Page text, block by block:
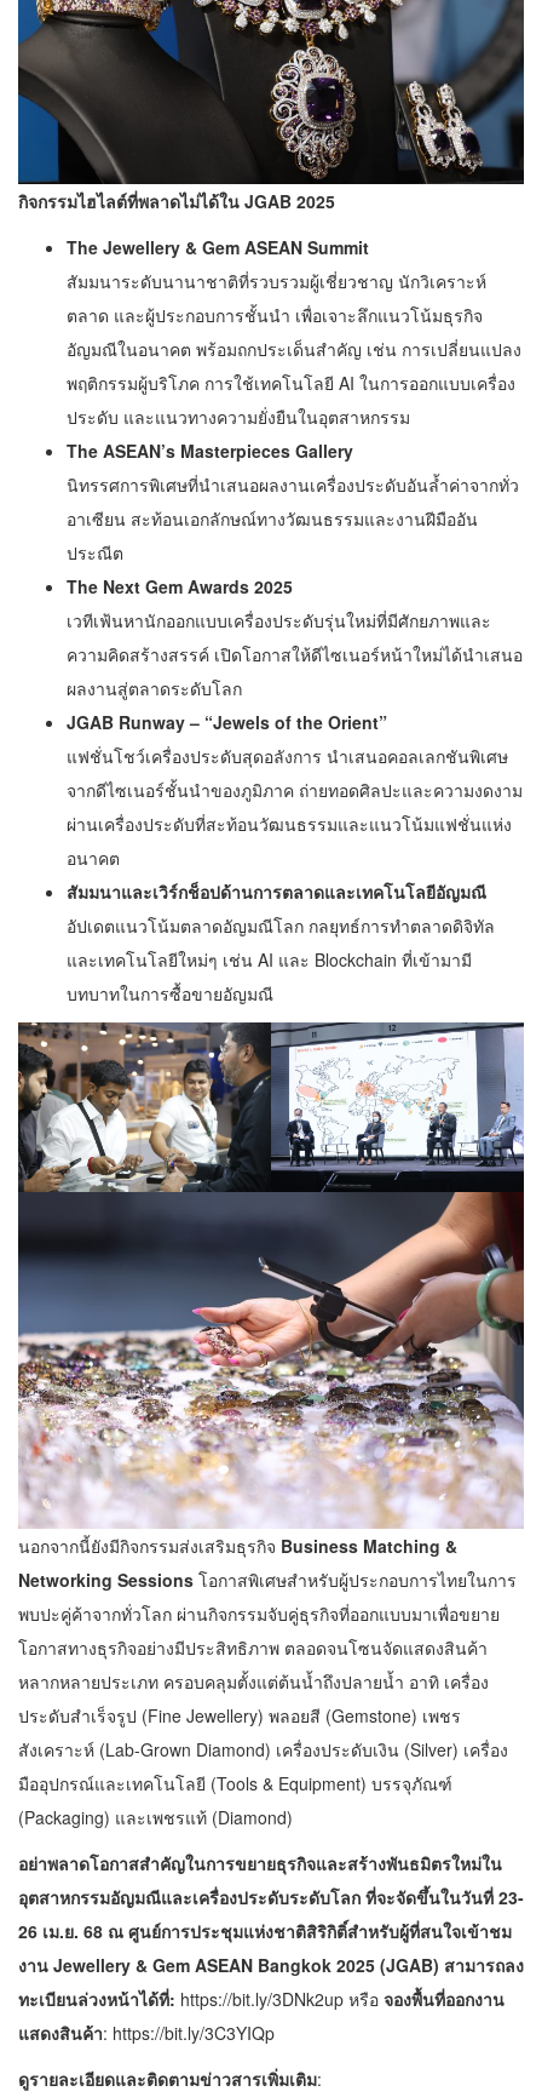
กิจกรรมไฮไลต์ที่พลาดไม่ได้ใน JGAB 2025
The Jewellery & Gem ASEAN Summit
สัมมนาระดับนานาชาติที่รวบรวมผู้เชี่ยวชาญ นักวิเคราะห์
ตลาด และผู้ประกอบการชั้นนำ เพื่อเจาะลึกแนวโน้มธุรกิจ
อัญมณีในอนาคต พร้อมถกประเด็นสำคัญ เช่น การเปลี่ยนแปลง
พฤติกรรมผู้บริโภค การใช้เทคโนโลยี AI ในการออกแบบเครื่อง
ประดับ และแนวทางความยั่งยืนในอุตสาหกรรม
The ASEAN’s Masterpieces Gallery
นิทรรศการพิเศษที่นำเสนอผลงานเครื่องประดับอันล้ำค่าจากทั่ว
อาเซียน สะท้อนเอกลักษณ์ทางวัฒนธรรมและงานฝีมืออัน
ประณีต
The Next Gem Awards 2025
เวทีเฟ้นหานักออกแบบเครื่องประดับรุ่นใหม่ที่มีศักยภาพและ
ความคิดสร้างสรรค์ เปิดโอกาสให้ดีไซเนอร์หน้าใหม่ได้นำเสนอ
ผลงานสู่ตลาดระดับโลก
JGAB Runway – “Jewels of the Orient”
แฟชั่นโชว์เครื่องประดับสุดอลังการ นำเสนอคอลเลกชันพิเศษ
จากดีไซเนอร์ชั้นนำของภูมิภาค ถ่ายทอดศิลปะและความงดงาม
ผ่านเครื่องประดับที่สะท้อนวัฒนธรรมและแนวโน้มแฟชั่นแห่ง
อนาคต
สัมมนาและเวิร์กช็อปด้านการตลาดและเทคโนโลยีอัญมณี
อัปเดตแนวโน้มตลาดอัญมณีโลก กลยุทธ์การทำตลาดดิจิทัล
และเทคโนโลยีใหม่ๆ เช่น AI และ Blockchain ที่เข้ามามี
บทบาทในการซื้อขายอัญมณี
นอกจากนี้ยังมีกิจกรรมส่งเสริมธุรกิจ Business Matching &
Networking Sessions โอกาสพิเศษสำหรับผู้ประกอบการไทยในการ
พบปะคู่ค้าจากทั่วโลก ผ่านกิจกรรมจับคู่ธุรกิจที่ออกแบบมาเพื่อขยาย
โอกาสทางธุรกิจอย่างมีประสิทธิภาพ ตลอดจนโซนจัดแสดงสินค้า
หลากหลายประเภท ครอบคลุมตั้งแต่ต้นน้ำถึงปลายน้ำ อาทิ เครื่อง
ประดับสำเร็จรูป (Fine Jewellery) พลอยสี (Gemstone) เพชร
สังเคราะห์ (Lab-Grown Diamond) เครื่องประดับเงิน (Silver) เครื่อง
มืออุปกรณ์และเทคโนโลยี (Tools & Equipment) บรรจุภัณฑ์
(Packaging) และเพชรแท้ (Diamond)
อย่าพลาดโอกาสสำคัญในการขยายธุรกิจและสร้างพันธมิตรใหม่ใน
อุตสาหกรรมอัญมณีและเครื่องประดับระดับโลก ที่จะจัดขึ้นในวันที่ 23-
26 เม.ย. 68 ณ ศูนย์การประชุมแห่งชาติสิริกิติ์สำหรับผู้ที่สนใจเข้าชม
งาน Jewellery & Gem ASEAN Bangkok 2025 (JGAB) สามารถลง
ทะเบียนล่วงหน้าได้ที่: https://bit.ly/3DNk2up หรือ จองพื้นที่ออกงาน
แสดงสินค้า: https://bit.ly/3C3YIQp
ดูรายละเอียดและติดตามข่าวสารเพิ่มเติม: